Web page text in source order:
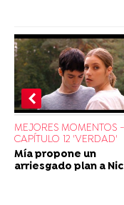
MEJORES MOMENTOS -
CAPÍTULO 12 'VERDAD'
Mía propone un
arriesgado plan a